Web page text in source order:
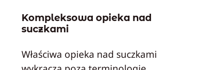
Kompleksowa opieka nad
suczkami
Właściwa opieka nad suczkami